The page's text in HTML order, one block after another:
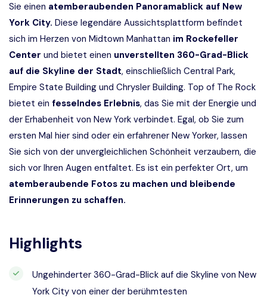
Sie einen atemberaubenden Panoramablick auf New
York City. Diese legendäre Aussichtsplattform befindet
sich im Herzen von Midtown Manhattan im Rockefeller
Center und bietet einen unverstellten 360-Grad-Blick
auf die Skyline der Stadt, einschließlich Central Park,
Empire State Building und Chrysler Building. Top of The Rock
bietet ein fesselndes Erlebnis, das Sie mit der Energie und
der Erhabenheit von New York verbindet. Egal, ob Sie zum
ersten Mal hier sind oder ein erfahrener New Yorker, lassen
Sie sich von der unvergleichlichen Schönheit verzaubern, die
sich vor Ihren Augen entfaltet. Es ist ein perfekter Ort, um
atemberaubende Fotos zu machen und bleibende
Erinnerungen zu schaffen.
Highlights
Ungehinderter 360-Grad-Blick auf die Skyline von New
York City von einer der berühmtesten